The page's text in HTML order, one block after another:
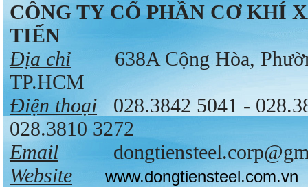
CÔNG TY CỔ PHẦN CƠ KHÍ
TIẾN
Địa chỉ
638A Cộng Hòa,
TP.HCM
Điện thoại
028.3842 5041 -
028.3810 3272
Email
Website
www.dongtiensteel.com.vn